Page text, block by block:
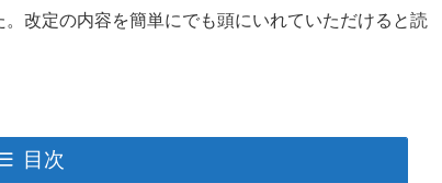
改定の内容を簡単にでも頭にいれていただけると読
目次